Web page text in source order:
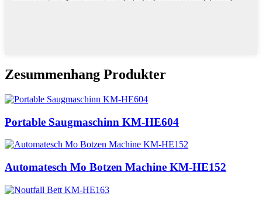
Zesummenhang Produkter
Portable Saugmaschinn KM-HE604
Automatesch Mo Botzen Machine KM-HE152